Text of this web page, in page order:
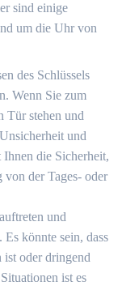
sind einige
um die Uhr von
des Schlüssels
Wenn Sie zum
Tür stehen und
und
Ihnen die Sicherheit,
der Tages- oder
und
könnte sein, dass
oder dringend
ist es